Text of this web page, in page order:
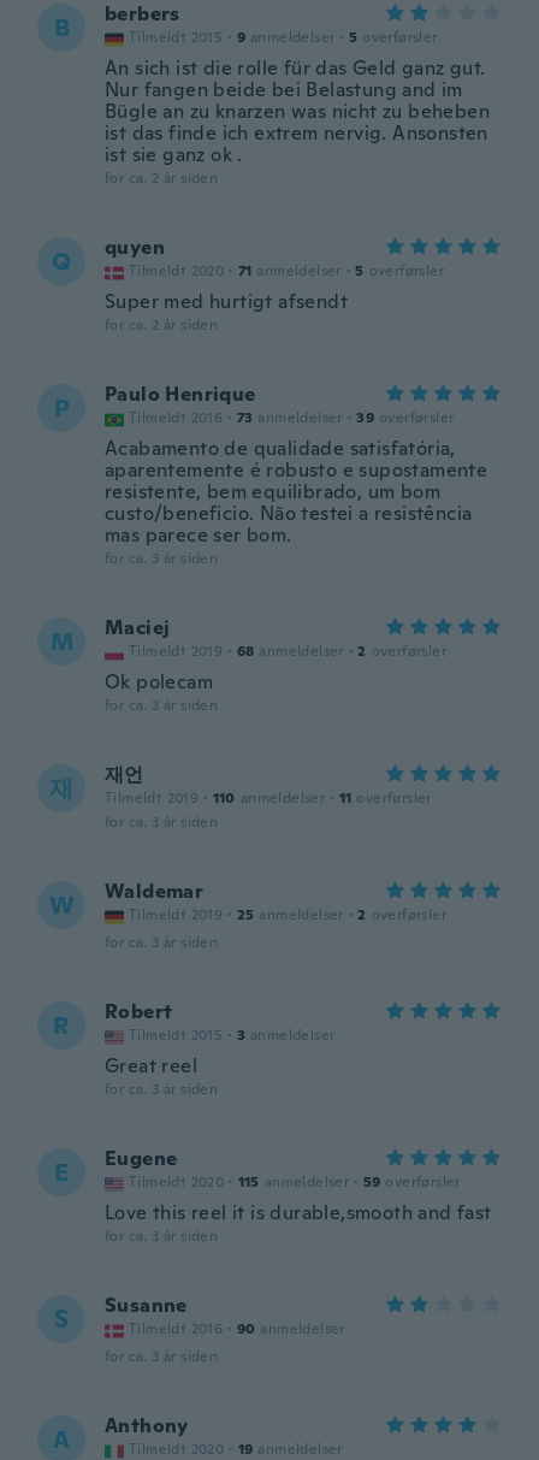
B berbers
Tilmeldt 2015 · 9 anmeldelser · 5 overførsler
An sich ist die rolle für das Geld ganz gut.
Nur fangen beide bei Belastung and im
Bügle an zu knarzen was nicht zu beheben
ist das finde ich extrem nervig. Ansonsten
ist sie ganz ok .
for ca. 2 år siden
Q quyen
Tilmeldt 2020 · 71 anmeldelser · 5 overførsler
Super med hurtigt afsendt
for ca. 2 år siden
P Paulo Henrique
Tilmeldt 2016 · 73 anmeldelser · 39 overførsler
Acabamento de qualidade satisfatória,
aparentemente é robusto e supostamente
resistente, bem equilibrado, um bom
custo/beneficio. Não testei a resistência
mas parece ser bom.
for ca. 3 år siden
M Maciej
Tilmeldt 2019 · 68 anmeldelser · 2 overførsler
Ok polecam
for ca. 3 år siden
재 재언
Tilmeldt 2019 · 110 anmeldelser · 11 overførsler
for ca. 3 år siden
W Waldemar
Tilmeldt 2019 · 25 anmeldelser · 2 overførsler
for ca. 3 år siden
R Robert
Tilmeldt 2015 · 3 anmeldelser
Great reel
for ca. 3 år siden
E Eugene
Tilmeldt 2020 · 115 anmeldelser · 59 overførsler
Love this reel it is durable,smooth and fast
for ca. 3 år siden
S Susanne
Tilmeldt 2016 · 90 anmeldelser
for ca. 3 år siden
A Anthony
Tilmeldt 2020 · 19 anmeldelser